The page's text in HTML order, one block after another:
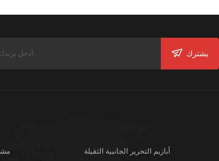
يشترك
أبازيم التحرير الجانبية الثقيلة